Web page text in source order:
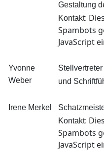
Gestaltung
Kontakt:
Spambots
JavaScript
Yvonne
Weber
Stellvertreter
und
Irene Merkel
Kontakt:
Spambots
JavaScript